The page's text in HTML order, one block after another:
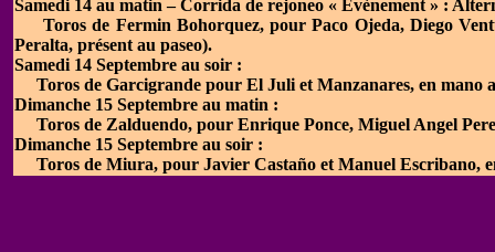
Samedi 14 au matin – Corrida de rejoneo « Evènement » :
Toros de Fermin Bohorquez, pour Paco Ojeda, Diego
Peralta, présent au paseo).
Samedi 14 Septembre au soir :
Toros de Garcigrande pour El Juli et Manzanares, en mano
Dimanche 15 Septembre au matin :
Toros de Zalduendo, pour Enrique Ponce, Miguel Angel
Dimanche 15 Septembre au soir :
Toros de Miura, pour Javier Castaño et Manuel Escribano,